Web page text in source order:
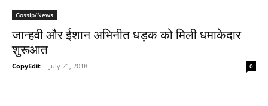
Gossip/News
जान्हवी और ईशान अभिनीत धड़क को मिली धमाकेदार
शुरूआत
CopyEdit - July 21, 2018 0